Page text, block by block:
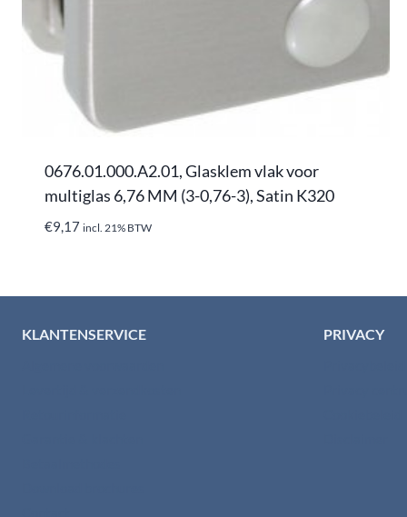
0676.01.000.A2.01, Glasklem vlak voor
multiglas 6,76 MM (3-0,76-3), Satin K320
€9,17 incl. 21% BTW
KLANTENSERVICE PRIVACY